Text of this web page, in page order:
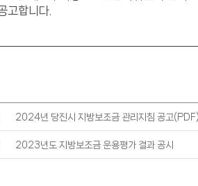
고합니다.
2024년 당진시 지방보조금 관리지침 공고(PDF)
2023년도 지방보조금 운용평가 결과 공시